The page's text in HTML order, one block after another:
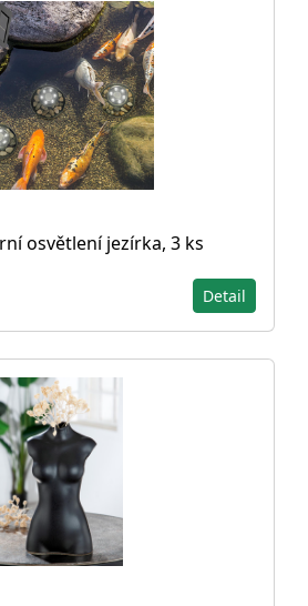
osvětlení jezírka, 3 ks
Detail